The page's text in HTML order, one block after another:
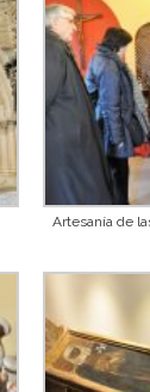
Artesanía de